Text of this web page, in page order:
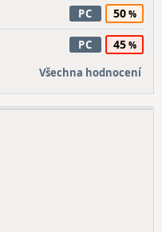
PC 50
PC 45
Všechna hodnocení